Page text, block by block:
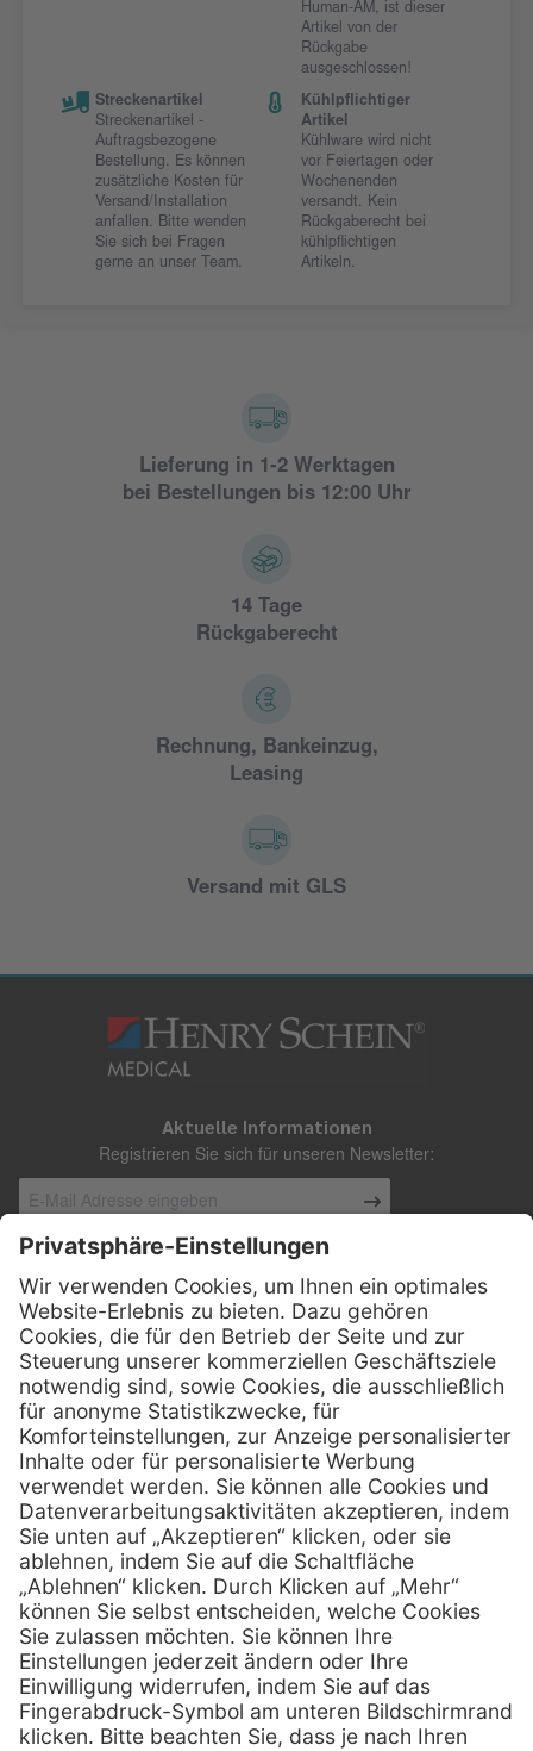
Human-AM, ist dieser
Artikel von der
Rückgabe
ausgeschlossen!
Streckenartikel
Streckenartikel -
Auftragsbezogene
Bestellung. Es können
zusätzliche Kosten für
Versand/Installation
anfallen. Bitte wenden
Sie sich bei Fragen
gerne an unser Team.
Kühlpflichtiger
Artikel
Kühlware wird nicht
vor Feiertagen oder
Wochenenden
versandt. Kein
Rückgaberecht bei
kühlpflichtigen
Artikeln.
Lieferung in 1-2 Werktagen
bei Bestellungen bis 12:00 Uhr
14 Tage
Rückgaberecht
Rechnung, Bankeinzug,
Leasing
Versand mit GLS
Aktuelle Informationen
Registrieren Sie sich für unseren Newsletter:
Kontakt
Henry Schein Medical Austria GmbH
Schönbrunner Straße 297
A-1120 Wien
01 / 718 19 61 99
Telefax:01 / 718 19 61 23
E-Mail: info @ henryscheinmed.at
Services
Vorteile
Eigenmarke
Leasing
Technischer Service
Hilfe
FAQs
Kontakt
Außendienst
Lob & Kritik